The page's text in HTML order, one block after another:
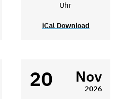
Uhr
iCal Download
20 Nov
2026